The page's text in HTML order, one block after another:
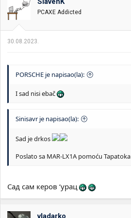
v
j
:
PCAXE Addicted
30.08.2023.
PORSCHE je napisao(la):
I sad nisi ebač
Sinisavr je napisao(la):
Sad je drkos
Poslato sa MAR-LX1A pomoću Tapatoka
Сад сам керов ‘урац
vladarko